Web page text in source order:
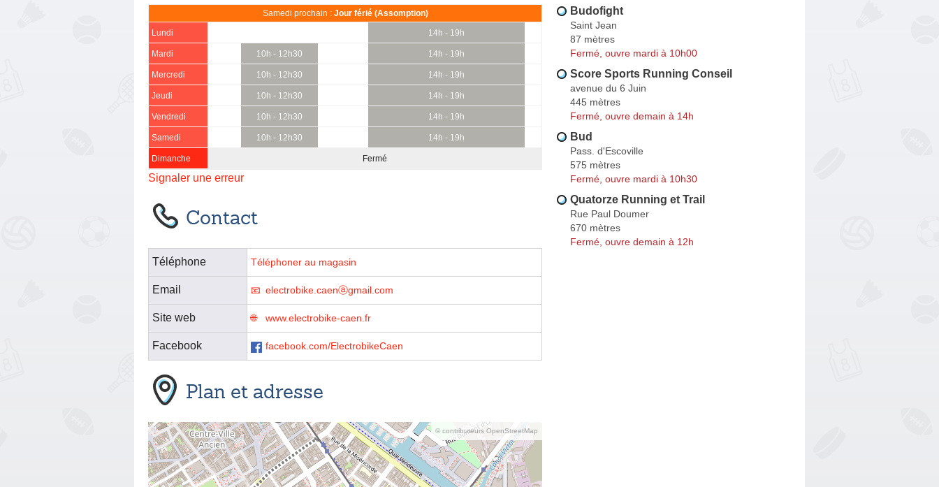
Samedi prochain : Jour férié (Assomption)
Lundi 14h - 19h
Mardi 10h - 12h30 14h - 19h
Mercredi 10h - 12h30 14h - 19h
Jeudi 10h - 12h30 14h - 19h
Vendredi 10h - 12h30 14h - 19h
Samedi 10h - 12h30 14h - 19h
Dimanche Fermé
Signaler une erreur
Contact
Téléphone Téléphoner au magasin
Email electrobike.caenⓐgmail.com
Site web www.electrobike-caen.fr
Facebook facebook.com/ElectrobikeCaen
Plan et adresse
© contributeurs OpenStreetMap
Budofight
Saint Jean
87 mètres
Fermé, ouvre mardi à 10h00
Score Sports Running Conseil
avenue du 6 Juin
445 mètres
Fermé, ouvre demain à 14h
Bud
Pass. d'Escoville
575 mètres
Fermé, ouvre mardi à 10h30
Quatorze Running et Trail
Rue Paul Doumer
670 mètres
Fermé, ouvre demain à 12h